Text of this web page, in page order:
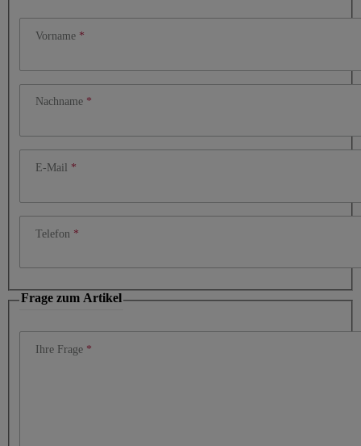
Vorname
Nachname
E-Mail
Telefon
Frage zum Artikel
Ihre Frage